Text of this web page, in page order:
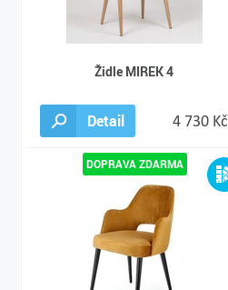
Židle MIREK 4
Detail 4 730 Kč